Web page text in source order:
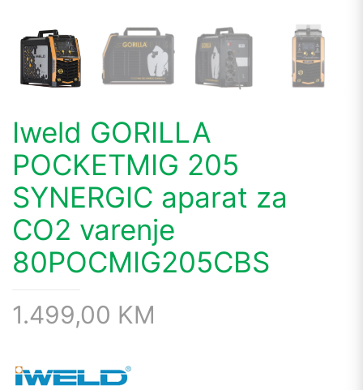
Iweld GORILLA
POCKETMIG 205
SYNERGIC aparat za
CO2 varenje
80POCMIG205CBS
1.499,00 KM